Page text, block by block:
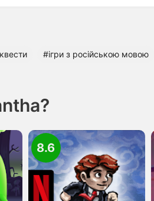
#ігри з російською мовою
8.6